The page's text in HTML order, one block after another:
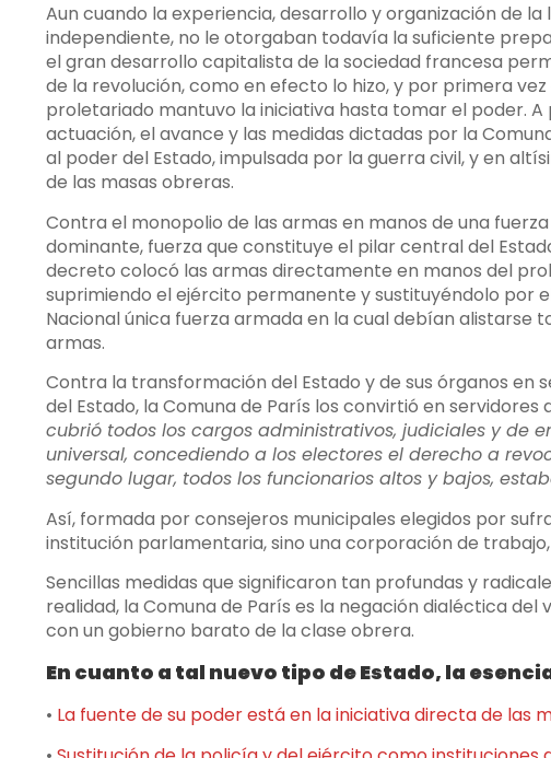
Aun cuando la experiencia, desarrollo y organización de
independiente, no le otorgaban todavía la suficiente
el gran desarrollo capitalista de la sociedad francesa
de la revolución, como en efecto lo hizo, y por primera
proletariado mantuvo la iniciativa hasta tomar el poder.
actuación, el avance y las medidas dictadas por la
al poder del Estado, impulsada por la guerra civil, y en
de las masas obreras.
Contra el monopolio de las armas en manos de una
dominante, fuerza que constituye el pilar central del
decreto colocó las armas directamente en manos del
suprimiendo el ejército permanente y sustituyéndolo por
Nacional única fuerza armada en la cual debían alistarse
armas.
Contra la transformación del Estado y de sus órganos en
del Estado, la Comuna de París los convirtió en servidores
cubrió todos los cargos administrativos, judiciales y de
universal, concediendo a los electores el derecho a
segundo lugar, todos los funcionarios altos y bajos,
Así, formada por consejeros municipales elegidos por
institución parlamentaria, sino una corporación de
Sencillas medidas que significaron tan profundas y
realidad, la Comuna de París es la negación dialéctica del
con un gobierno barato de la clase obrera.
En cuanto a tal nuevo tipo de Estado, la
• La fuente de su poder está en la iniciativa directa de las